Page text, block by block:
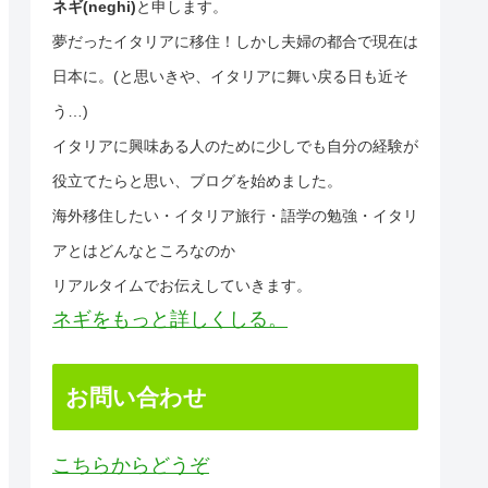
ネギ(neghi)と申します。
夢だったイタリアに移住！しかし夫婦の都合で現在は
日本に。(と思いきや、イタリアに舞い戻る日も近そ
う…)
イタリアに興味ある人のために少しでも自分の経験が
役立てたらと思い、ブログを始めました。
海外移住したい・イタリア旅行・語学の勉強・イタリ
アとはどんなところなのか
リアルタイムでお伝えしていきます。
ネギをもっと詳しくしる。
お問い合わせ
こちらからどうぞ